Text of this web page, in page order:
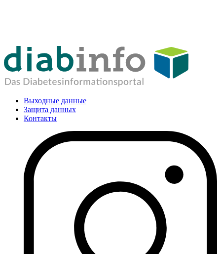
Выходные данные
Защита данных
Контакты